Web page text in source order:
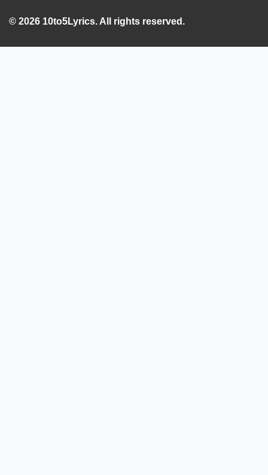
© 2026 10to5Lyrics. All rights reserved.